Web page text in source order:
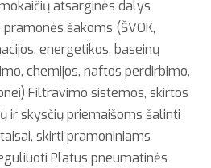
atsarginės dalys
šakoms (ŠVOK,
energetikos, baseinų
chemijos, naftos perdirbimo,
Filtravimo sistemos, skirtos
ir skysčių priemaišoms šalinti
skirti pramoniniams
Platus pneumatinės